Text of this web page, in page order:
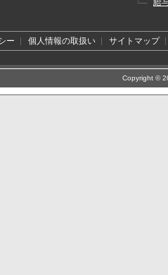
給
ー 個人情報の取扱い サイトマップ
Copyright ©